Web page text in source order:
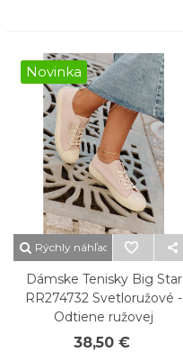
Novinka
Rýchly náhľad
Dámske Tenisky Big Star
RR274732 Svetloružové -
Odtiene ružovej
38,50 €